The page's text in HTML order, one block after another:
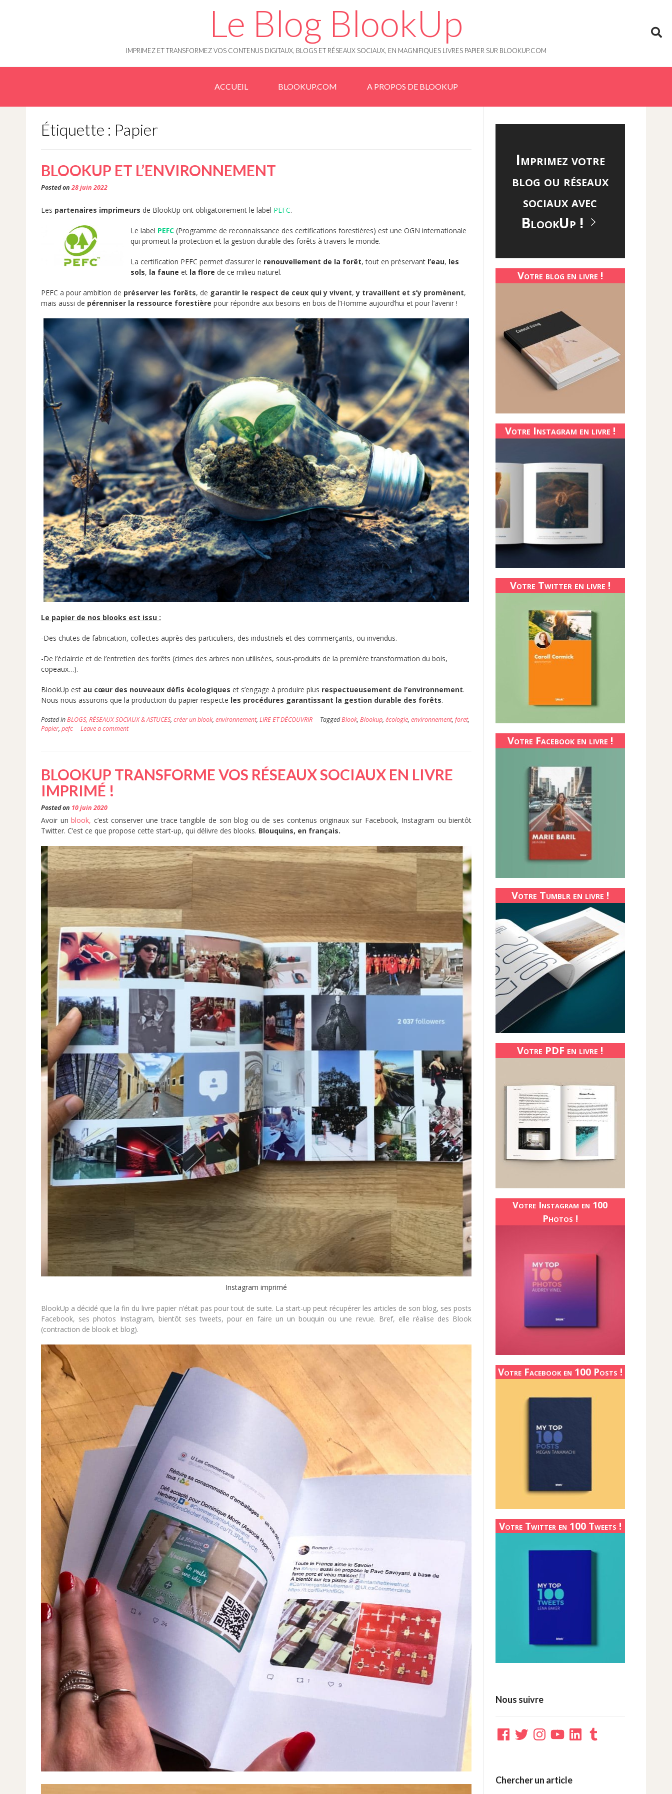
Le Blog BlookUp
IMPRIMEZ ET TRANSFORMEZ VOS CONTENUS DIGITAUX, BLOGS ET RÉSEAUX SOCIAUX, EN MAGNIFIQUES LIVRES PAPIER SUR BLOOKUP.COM
ACCUEIL BLOOKUP.COM A PROPOS DE BLOOKUP
Étiquette : Papier
BLOOKUP ET L’ENVIRONNEMENT
Posted on28 juin 2022
Les partenaires imprimeurs de BlookUp ont obligatoirement le label PEFC.
Le label PEFC (Programme de reconnaissance des certifications forestières) est une OGN internationale
qui promeut la protection et la gestion durable des forêts à travers le monde.
La certification PEFC permet d’assurer le renouvellement de la forêt, tout en préservant l’eau, les
sols, la faune et la flore de ce milieu naturel.
PEFC a pour ambition de préserver les forêts, de garantir le respect de ceux qui y vivent,y travaillent et s’y promènent,
mais aussi de pérenniser la ressource forestière pour répondre aux besoins en bois de l’Homme aujourd’hui et pour l’avenir !
Le papier de nos blooks est issu :
-Des chutes de fabrication, collectes auprès des particuliers, des industriels et des commerçants, ou invendus.
-De l’éclaircie et de l’entretien des forêts (cimes des arbres non utilisées, sous-produits de la première transformation du bois,
copeaux…).
BlookUp est au cœur des nouveaux défis écologiques et s’engage à produire plus respectueusement de l’environnement.
Nous nous assurons que la production du papier respecte les procédures garantissant la gestion durable des forêts.
Posted inBLOGS, RÉSEAUX SOCIAUX & ASTUCES, créer un blook, environnement, LIRE ET DÉCOUVRIR TaggedBlook, Blookup, écologie, environnement, foret,
Papier, pefc Leave a comment
BLOOKUP TRANSFORME VOS RÉSEAUX SOCIAUX EN LIVRE
IMPRIMÉ !
Posted on 10 juin 2020
Avoir unblook, c’est conserver une trace tangible de son blog ou de ses contenus originaux sur Facebook, Instagram ou bientôt
Twitter. C’est ce que propose cette start-up, qui délivre des blooks. Blouquins, en français.
Instagram imprimé
BlookUp a décidé que la fin du livre papier n’était pas pour tout de suite. La start-up peut récupérer les articles de son blog, ses posts
Facebook, ses photos Instagram, bientôt ses tweets, pour en faire un un bouquin ou une revue. Bref, elle réalise des Blook
(contraction de blook et blog).
Imprimez votre
blog ou réseaux
sociaux avec
BlookUp !
Votre blog en livre !
Votre Instagram en livre !
Votre Twitter en livre !
Votre Facebook en livre !
Votre Tumblr en livre !
Votre PDF en livre !
Votre Instagram en 100
Photos !
Votre Facebook en 100 Posts !
Votre Twitter en 100 Tweets !
Nous suivre
Facebook
TwitterInstagramYouTubeLinkedInTumblr
Chercher un article